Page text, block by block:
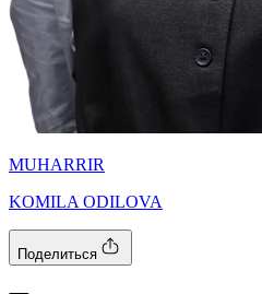
MUHARRIR
KOMILA ODILOVA
Поделиться